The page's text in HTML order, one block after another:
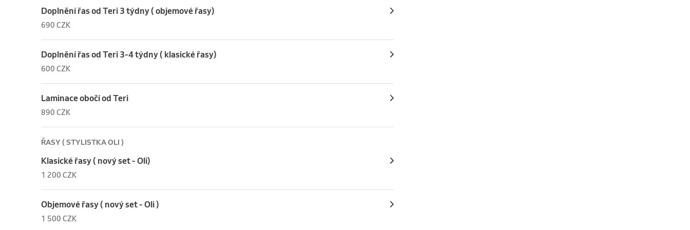
Doplnění řas od Teri 3 týdny ( objemové řasy)
690 CZK
Doplnění řas od Teri 3-4 týdny ( klasické řasy)
600 CZK
Laminace obočí od Teri
890 CZK
ŘASY ( STYLISTKA OLI )
Klasické řasy ( nový set - Oli)
1 200 CZK
Objemové řasy ( nový set - Oli )
1 500 CZK